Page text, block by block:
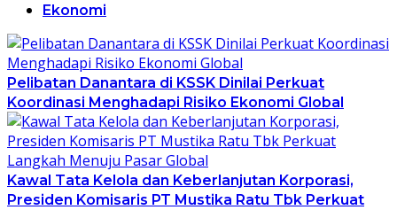
Ekonomi
Pelibatan Danantara di KSSK Dinilai Perkuat
Koordinasi Menghadapi Risiko Ekonomi Global
Kawal Tata Kelola dan Keberlanjutan Korporasi,
Presiden Komisaris PT Mustika Ratu Tbk Perkuat